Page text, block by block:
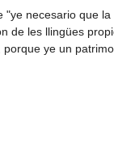
"ye necesario que
de les llingües
ye un